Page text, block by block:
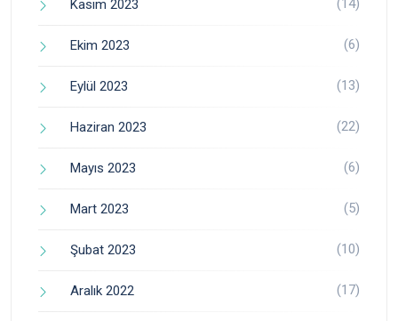
Kasım 2023 (14)
Ekim 2023 (6)
Eylül 2023 (13)
Haziran 2023 (22)
Mayıs 2023 (6)
Mart 2023 (5)
Şubat 2023 (10)
Aralık 2022 (17)